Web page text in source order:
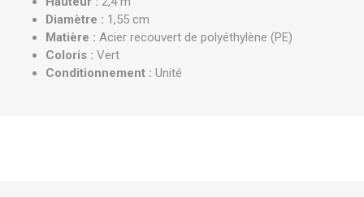
Diamètre : 1,55 cm
Matière : Acier recouvert de polyéthylène (PE)
Coloris : Vert
Conditionnement : Unité